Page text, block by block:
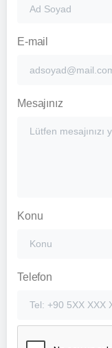
E-mail
Mesajınız
Konu
Telefon